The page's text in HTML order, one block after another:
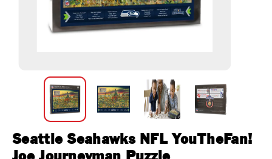
Seattle Seahawks NFL YouTheFan!